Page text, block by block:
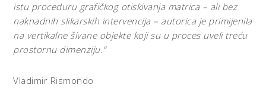
istu proceduru grafičkog otiskivanja matrica – ali bez
naknadnih slikarskih intervencija – autorica je primijenila
na vertikalne šivane objekte koji su u proces uveli treću
prostornu dimenziju.”
Vladimir Rismondo